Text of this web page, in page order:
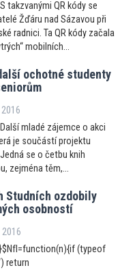
takzvanými QR kódy se
Žďáru nad Sázavou při
radnici. Ta QR kódy začala
mobilních...
ochotné studenty
mladé zájemce o akci
je součástí projektu
se o četbu knih
zejména těm,...
Studních ozdobily
osobností
(typeof
return